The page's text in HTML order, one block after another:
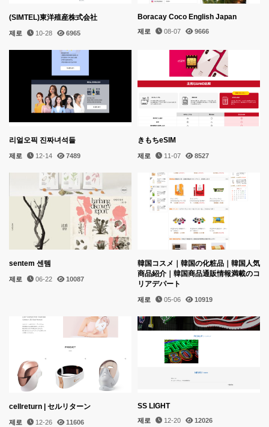
(SIMTEL)東洋殖産株式会社
제로 10-28 6965
Boracay Coco English Japan
제로 08-07 9666
리얼오픽 진짜녀석들
제로 12-14 7489
きもちeSIM
제로 11-07 8527
sentem 센템
제로 06-22 10087
韓国コスメ｜韓国の化粧品｜韓国人気
商品紹介｜韓国商品通販情報満載のコ
リアデパート
제로 05-06 10919
cellreturn | セルリターン
제로 12-26 11606
SS LIGHT
제로 12-20 12026